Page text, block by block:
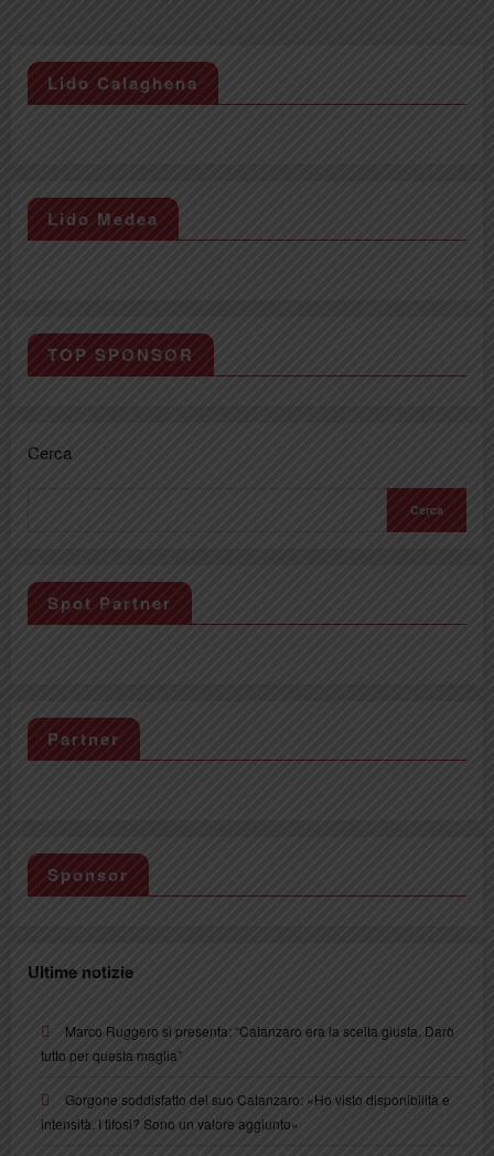
Lido Calaghena
Lido Medea
TOP SPONSOR
Cerca
Cerca
Spot Partner
Partner
Sponsor
Ultime notizie
Marco Ruggero si presenta: “Catanzaro era la scelta giusta. Darò
tutto per questa maglia”
Gorgone soddisfatto del suo Catanzaro: «Ho visto disponibilità e
intensità. I tifosi? Sono un valore aggiunto»